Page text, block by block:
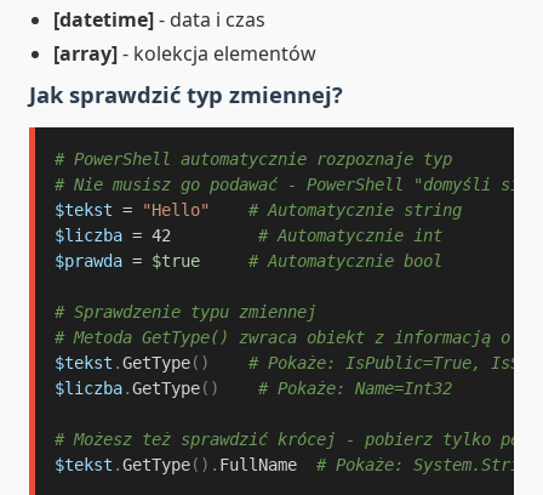
[datetime]- data i czas
[array]- kolekcja elementów
Jak sprawdzić typ zmiennej?
# PowerShell automatycznie rozpoznaje typ
# Nie musisz go podawać - PowerShell "domyśli się"
$tekst = "Hello"
# Automatycznie string
$liczba = 42 # Automatycznie int
$prawda = $true # Automatycznie bool
# Sprawdzenie typu zmiennej
# Metoda GetType() zwraca obiekt z informacją o
$tekst .GetType( )
# Pokaże: IsPublic=True,
$liczba.GetType( ) # Pokaże: Name=Int32
# Możesz też sprawdzić krócej - pobierz tylko
$tekst .GetType( ) . FullName # Pokaże: System.String